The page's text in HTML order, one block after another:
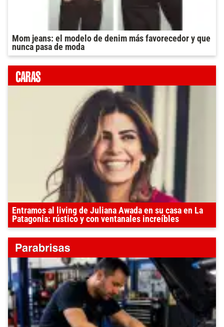
Mom jeans: el modelo de denim más favorecedor y que
nunca pasa de moda
Entramos al living de Juliana Awada en su casa en La
Patagonia: rústico y con ventanales increíbles